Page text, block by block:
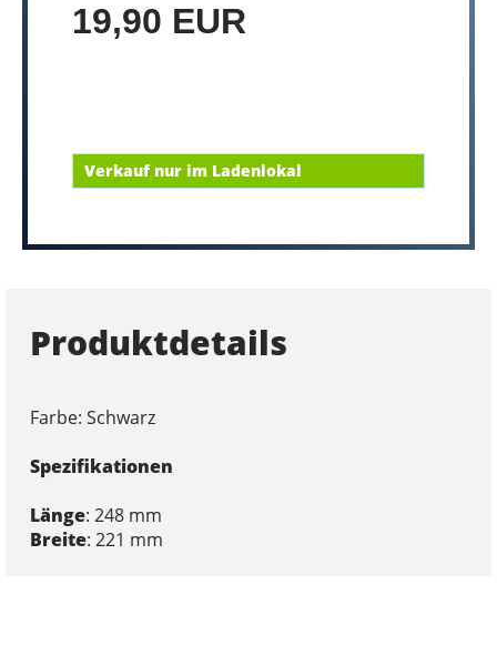
19,90 EUR
Verkauf nur im Ladenlokal
Produktdetails
Farbe: Schwarz
Spezifikationen
Länge: 248 mm
Breite: 221 mm